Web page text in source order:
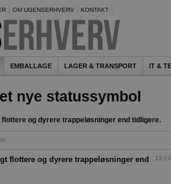
OM UGENSERHVERV KONTAKT
EMBALLAGE LAGER & TRANSPORT IT &
nye statussymbol
flottere og dyrere trappeløsninger end tidligere.
13-
flottere og dyrere trappeløsninger end